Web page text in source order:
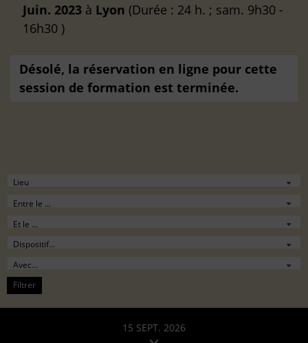
Juin. 2023 à Lyon (Durée : 24 h. ; sam. 9h30 -
16h30 )
Désolé, la réservation en ligne pour cette
session de formation est terminée.
Filtrer
15 SEPT. 2026